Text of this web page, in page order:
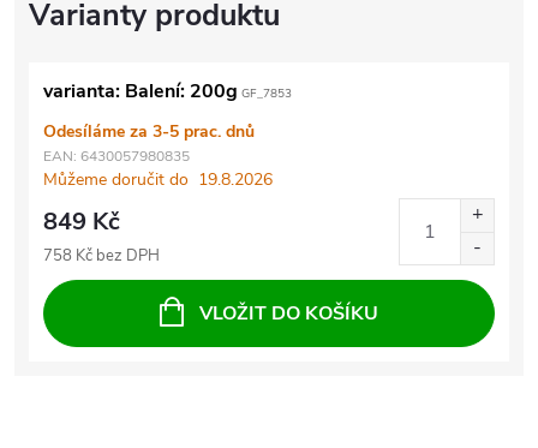
varianta: Balení: 200g GF_7853
Odesíláme za 3-5 prac. dnů
EAN: 6430057980835
Můžeme doručit do 19.8.2026
849 Kč
758 Kč bez DPH
VLOŽIT DO KOŠÍKU